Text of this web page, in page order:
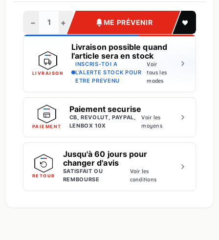
− + ME PRÉVENIR
LIVRAISON
Livraison possible quand
l'article sera en stock
INSCRIS-TOI A
L'ALERTE STOCK POUR
ETRE PREVENU
·
Voir
tous les
modes
PAIEMENT
Paiement securise
CB, REVOLUT, PAYPAL,
LENBOX 10X
·Voir les
moyens
RETOUR
Jusqu'à 60 jours pour
changer d'avis
SATISFAIT OU
REMBOURSE
·Voir les
conditions